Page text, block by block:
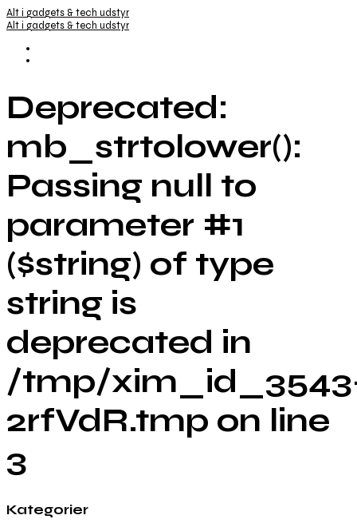
Alt i gadgets & tech udstyr
Alt i gadgets & tech udstyr
Deprecated:
mb_strtolower():
Passing null to
parameter #1
($string) of type
string is
deprecated in
/tmp/
2rfVdR.tmp on line
3
Kategorier